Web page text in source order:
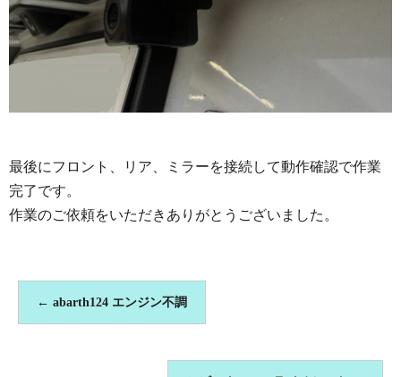
最後にフロント、リア、ミラーを接続して動作確認で作業
完了です。
作業のご依頼をいただきありがとうございました。
← abarth124 エンジン不調